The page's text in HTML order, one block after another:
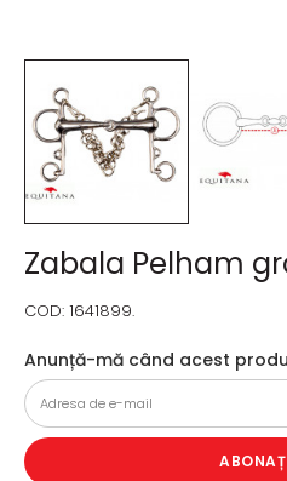
Zabala Pelham
COD: 1641899.
Anunță-mă când acest